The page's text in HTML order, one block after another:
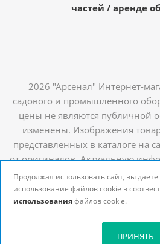
частей / аренде
2026 "Арсенал" Интернет-
садового и промышленного
цены не являются публичной
изменены. Изображения
представленных в каталоге на
от оригиналов. Актуальную
наличии товаров можно
Продолжая использовать сайт, вы даете
использование файлов cookie в
использованияфайлов cookie.
ПРИНЯТЬ